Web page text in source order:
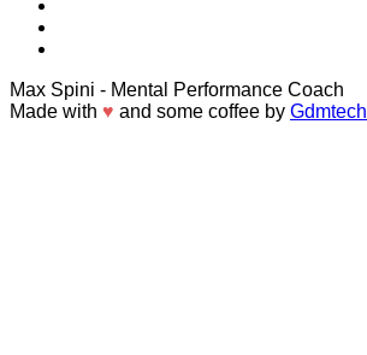
Max Spini - Mental Performance Coach
Made with ♥ and some coffee by Gdmtech